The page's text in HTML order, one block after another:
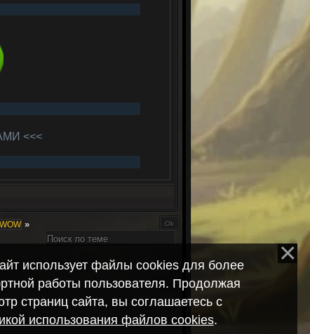
<<<
»
использует файлы cookies для более
работы пользователя. Продолжая
страниц сайта, вы соглашаетесь с
использования файлов cookies.